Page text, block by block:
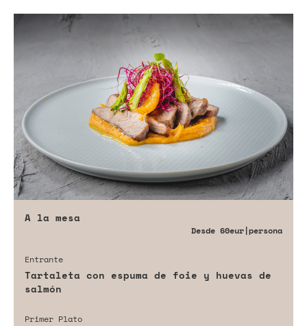
A la mesa
Desde 60eur|persona
Entrante
Tartaleta con espuma de foie y huevas de
salmón
Primer Plato